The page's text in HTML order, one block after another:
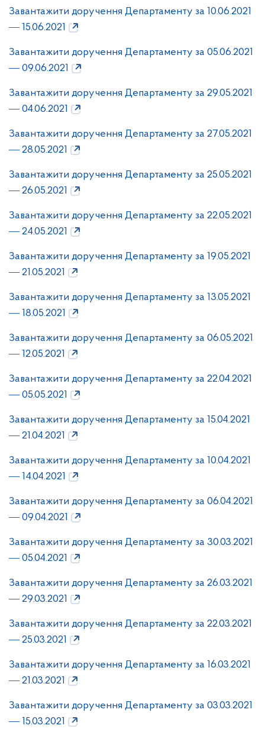
Завантажити доручення Департаменту за 10.06.2021
― 15.06.2021
Завантажити доручення Департаменту за 05.06.2021
― 09.06.2021
Завантажити доручення Департаменту за 29.05.2021
― 04.06.2021
Завантажити доручення Департаменту за 27.05.2021
― 28.05.2021
Завантажити доручення Департаменту за 25.05.2021
― 26.05.2021
Завантажити доручення Департаменту за 22.05.2021
― 24.05.2021
Завантажити доручення Департаменту за 19.05.2021
― 21.05.2021
Завантажити доручення Департаменту за 13.05.2021
― 18.05.2021
Завантажити доручення Департаменту за 06.05.2021
― 12.05.2021
Завантажити доручення Департаменту за 22.04.2021
― 05.05.2021
Завантажити доручення Департаменту за 15.04.2021
― 21.04.2021
Завантажити доручення Департаменту за 10.04.2021
― 14.04.2021
Завантажити доручення Департаменту за 06.04.2021
― 09.04.2021
Завантажити доручення Департаменту за 30.03.2021
― 05.04.2021
Завантажити доручення Департаменту за 26.03.2021
― 29.03.2021
Завантажити доручення Департаменту за 22.03.2021
― 25.03.2021
Завантажити доручення Департаменту за 16.03.2021
― 21.03.2021
Завантажити доручення Департаменту за 03.03.2021
― 15.03.2021